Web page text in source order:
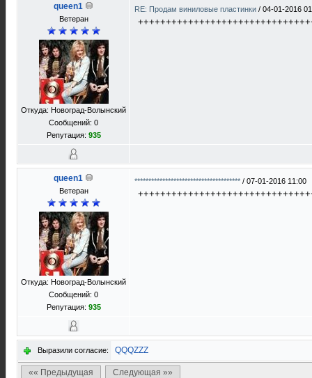
queen1
Ветеран
Откуда: Новоград-Волынский
Сообщений: 0
Репутация: 935
RE: Продам виниловые пластинки / 04-01-2016
queen1
Ветеран
Откуда: Новоград-Волынский
Сообщений: 0
Репутация: 935
************************************** / 07-01-2016 11:00
Выразили согласие: QQQZZZ
«« Предыдущая Следующая »»